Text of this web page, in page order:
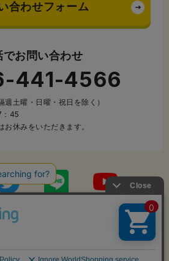
合わせフォーム
でお問い合わせ
441-4566
隔週土曜・日曜・祝日を除く）
：45
休みをいただきます。
laponte co.,ltd. All Rights Reserved.